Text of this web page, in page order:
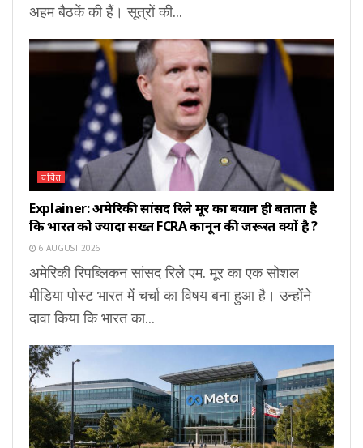
अहम बैठकें की हैं। सूत्रों की...
चर्चित
Explainer: अमेरिकी सांसद रिले मूर का बयान ही बताता है
कि भारत को ज्यादा सख्त FCRA कानून की जरूरत क्यों है ?
6 AUGUST 2026
अमेरिकी रिपब्लिकन सांसद रिले एम. मूर का एक सोशल
मीडिया पोस्ट भारत में चर्चा का विषय बना हुआ है। उन्होंने
दावा किया कि भारत का...